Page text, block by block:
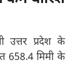
उत्तर प्रदेश के
मिमी के